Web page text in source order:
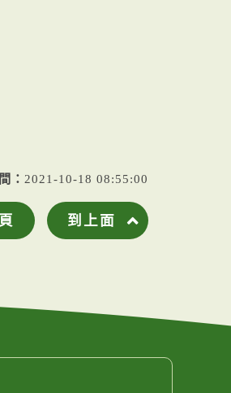
： 2021-10-18 08:55:00
到上面